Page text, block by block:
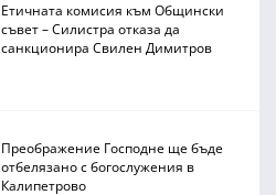
Етичната комисия към Общински
съвет – Силистра отказа да
санкционира Свилен Димитров
Преображение Господне ще бъде
отбелязано с богослужения в
Калипетрово